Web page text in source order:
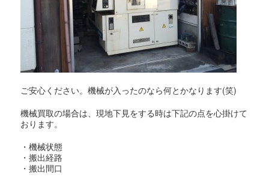
ご安心ください。機械が入ったのなら何とかなります(笑)
機械買取の場合は、現地下見をする時は下記の点を心掛けて
おります。
・機械状態
・搬出経路
・搬出間口